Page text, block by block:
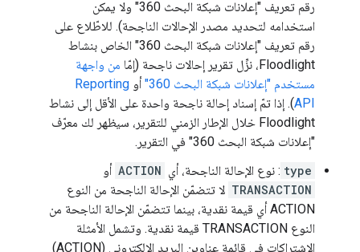
رقم تعريف "إعلانات شبكة البحث 360" ولا يمكن
استخدامه لتحديد مصدر الإحالات الناجحة). للاطّلاع على
رقم تعريف "إعلانات شبكة البحث 360" الخاص بنشاط
Floodlight، نزِّل تقرير إحالات ناجحة (إمّا
من واجهة
مستخدم "إعلانات شبكة البحث 360"
أو Reporting
API). إذا تمّ إسناد إحالة ناجحة واحدة على الأقل إلى نشاط
Floodlight خلال الإطار الزمني للتقرير، سيظهر لك معرّف
"إعلانات شبكة البحث 360" في التقرير.
type : نوع الإحالة الناجحة، أي ACTION أو
TRANSACTION لا تتضمّن الإحالة الناجحة من النوع
ACTION أي قيمة نقدية، بينما تتضمّن الإحالة الناجحة من
النوع TRANSACTION قيمة نقدية. وتشمل الأمثلة
الاشتراكات في قائمة عناوين البريد الإلكتروني (ACTION)